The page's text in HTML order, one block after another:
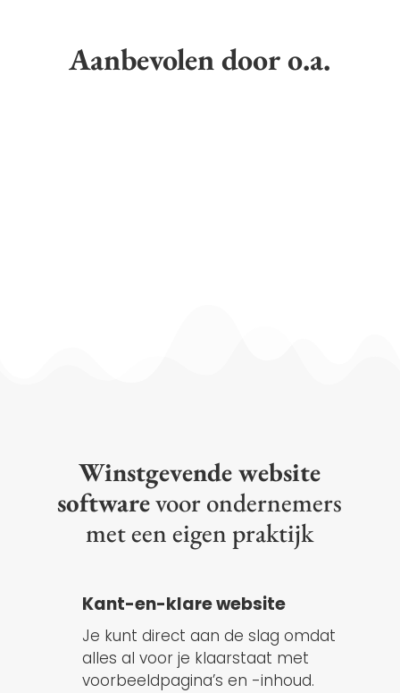
Aanbevolen door o.a.
Winstgevende website
softwarevoor ondernemers
met een eigen praktijk
Kant-en-klare website
Je kunt direct aan de slag omdat
alles al voor je klaarstaat met
voorbeeldpagina’s en -inhoud.